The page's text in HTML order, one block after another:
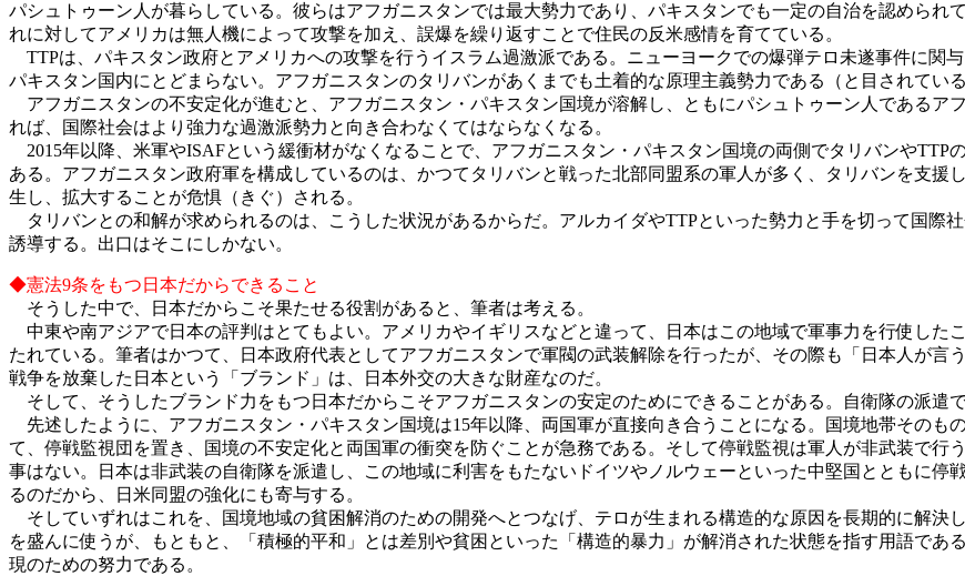
パシュトゥーン人が暮らしている。彼らはアフガニスタンでは最大勢力であり、パキスタンでも一定の自治を認められ
れに対してアメリカは無人機によって攻撃を加え、誤爆を繰り返すことで住民の反米感情を育てている。
TTPは、パキスタン政府とアメリカへの攻撃を行うイスラム過激派である。ニューヨークでの爆弾テロ未遂事件に関
パキスタン国内にとどまらない。アフガニスタンのタリバンがあくまでも土着的な原理主義勢力である（と目されてい
アフガニスタンの不安定化が進むと、アフガニスタン・パキスタン国境が溶解し、ともにパシュトゥーン人であるア
れば、国際社会はより強力な過激派勢力と向き合わなくてはならなくなる。
2015年以降、米軍やISAFという緩衝材がなくなることで、アフガニスタン・パキスタン国境の両側でタリバンやTTP
ある。アフガニスタン政府軍を構成しているのは、かつてタリバンと戦った北部同盟系の軍人が多く、タリバンを支
生し、拡大することが危惧（きぐ）される。
タリバンとの和解が求められるのは、こうした状況があるからだ。アルカイダやTTPといった勢力と手を切って国際
誘導する。出口はそこにしかない。
◆憲法9条をもつ日本だからできること
そうした中で、日本だからこそ果たせる役割があると、筆者は考える。
中東や南アジアで日本の評判はとてもよい。アメリカやイギリスなどと違って、日本はこの地域で軍事力を行使した
たれている。筆者はかつて、日本政府代表としてアフガニスタンで軍閥の武装解除を行ったが、その際も「日本人が言
戦争を放棄した日本という「ブランド」は、日本外交の大きな財産なのだ。
そして、そうしたブランド力をもつ日本だからこそアフガニスタンの安定のためにできることがある。自衛隊の派遣
先述したように、アフガニスタン・パキスタン国境は15年以降、両国軍が直接向き合うことになる。国境地帯そのも
て、停戦監視団を置き、国境の不安定化と両国軍の衝突を防ぐことが急務である。そして停戦監視は軍人が非武装で行
事はない。日本は非武装の自衛隊を派遣し、この地域に利害をもたないドイツやノルウェーといった中堅国とともに停
るのだから、日米同盟の強化にも寄与する。
そしていずれはこれを、国境地域の貧困解消のための開発へとつなげ、テロが生まれる構造的な原因を長期的に解決
を盛んに使うが、もともと、「積極的平和」とは差別や貧困といった「構造的暴力」が解消された状態を指す用語で
現のための努力である。